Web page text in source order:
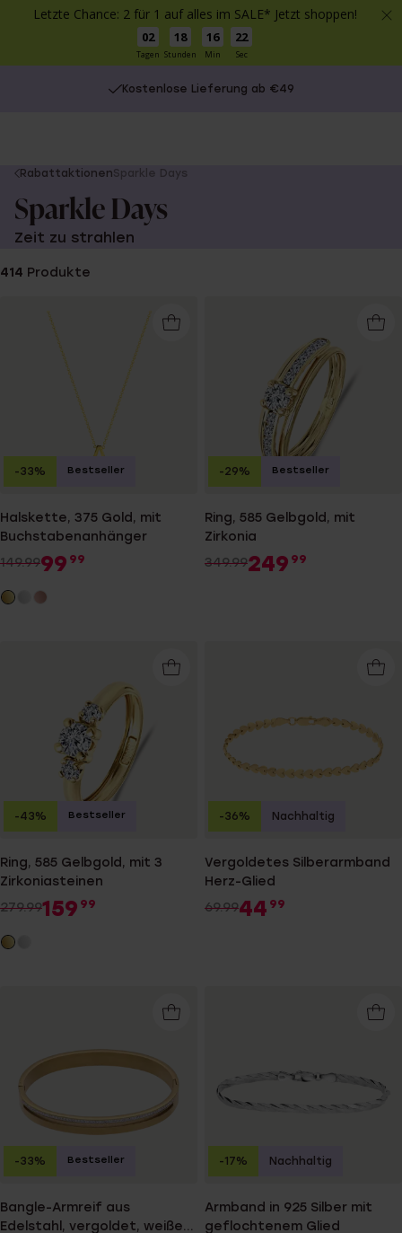
Letzte Chance: 2 für 1 auf alles im SALE* Jetzt shoppen!
02
Tagen
18
Stunden
16
Min
22
Sec
Kostenlose Lieferung ab €49
You
are
here:
RabattaktionenSparkle Days
Sparkle Days
Zeit zu strahlen
414 Produkte
Halskette, 375 Gold, mit
Buchstabenanhänger
149.9999 99
-33% Bestseller
Ring, 585 Gelbgold, mit
Zirkonia
349.99249 99
-29% Bestseller
Ring, 585 Gelbgold, mit 3
Zirkoniasteinen
279.99159 99
-43% Bestseller
Vergoldetes Silberarmband
Herz-Glied
69.9944 99
-36% Nachhaltig
Bangle-Armreif aus
Edelstahl, vergoldet, weißer
-33% Bestseller
Armband in 925 Silber mit
geflochtenem Glied
-17% Nachhaltig